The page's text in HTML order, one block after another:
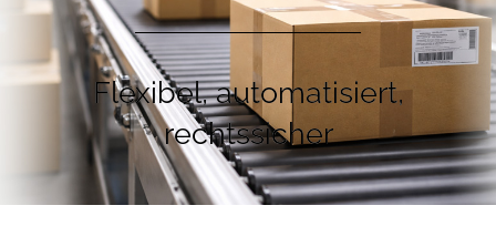
Flexibel, automatisiert,
rechtssicher